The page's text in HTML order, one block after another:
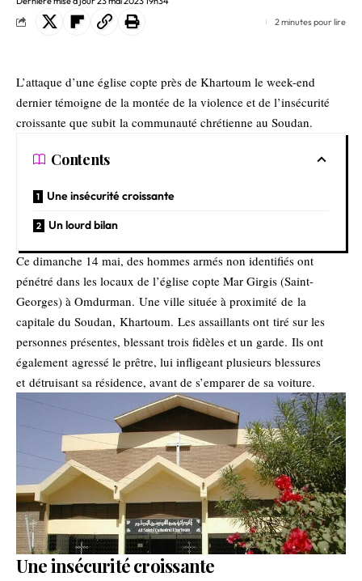
2 minutes pour lire
L’attaque d’une église copte près de Khartoum le week-end
dernier témoigne de la montée de la violence et de l’insécurité
croissante que subit la communauté chrétienne au Soudan.
Contents
Une insécurité croissante
Un lourd bilan
Ce dimanche 14 mai, des hommes armés non identifiés ont
pénétré dans les locaux de l’église copte Mar Girgis (Saint-
Georges) à Omdurman. Une ville située à proximité de la
capitale du Soudan, Khartoum. Les assaillants ont tiré sur les
personnes présentes, blessant trois fidèles et un garde. Ils ont
également agressé le prêtre, lui infligeant plusieurs blessures
et détruisant sa résidence, avant de s’emparer de sa voiture.
Une insécurité croissante